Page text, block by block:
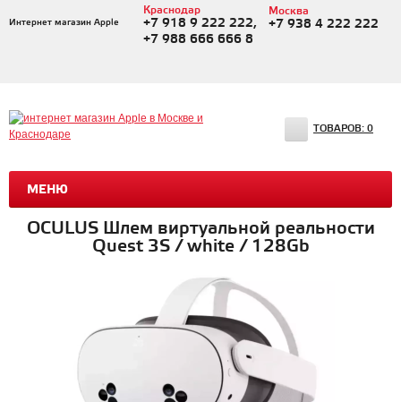
Интернет магазин Apple
Краснодар
+7 918 9 222 222,
+7 988 666 666 8
Москва
+7 938 4 222 222
МЕНЮ
ТОВАРОВ: 0
OCULUS Шлем виртуальной реальности
Quest 3S / white / 128Gb